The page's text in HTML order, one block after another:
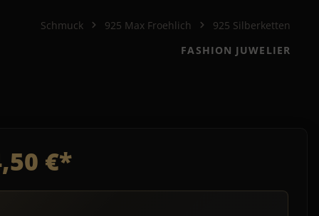
Schmuck 925 Max Froehlich 925 Silberketten
FASHION JUWELIER
€*